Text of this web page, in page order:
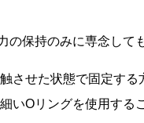
保持のみに専念して
させた状態で固定する
Oリングを使用する